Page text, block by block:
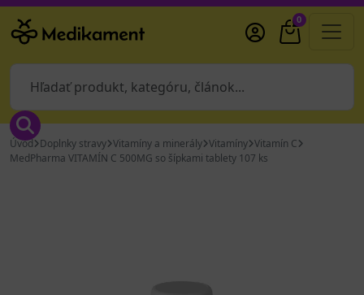
0
Úvod Doplnky stravy Vitamíny a minerály Vitamíny Vitamín C
MedPharma VITAMÍN C 500MG so šípkami tablety 107 ks